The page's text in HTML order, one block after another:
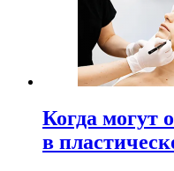
Когда могут
в